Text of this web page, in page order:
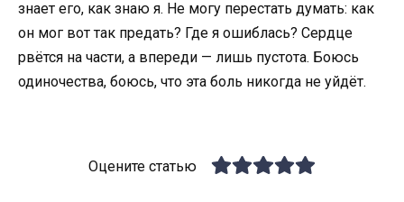
знает его, как знаю я. Не могу перестать думать: как
он мог вот так предать? Где я ошиблась? Сердце
рвётся на части, а впереди — лишь пустота. Боюсь
одиночества, боюсь, что эта боль никогда не уйдёт.
Оцените статью